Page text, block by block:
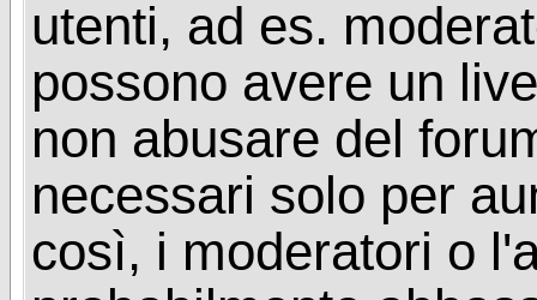
utenti, ad es.
possono avere un
non abusare del
necessari solo per
così, i moderatori o